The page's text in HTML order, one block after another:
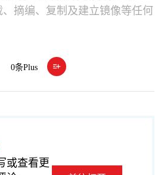
摘编、复制及建立镜像等任何
0条Plus
或查看更